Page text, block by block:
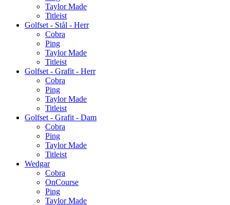
Taylor Made
Titleist
Golfset - Stål - Herr
Cobra
Ping
Taylor Made
Titleist
Golfset - Grafit - Herr
Cobra
Ping
Taylor Made
Titleist
Golfset - Grafit - Dam
Cobra
Ping
Taylor Made
Titleist
Wedgar
Cobra
OnCourse
Ping
Taylor Made